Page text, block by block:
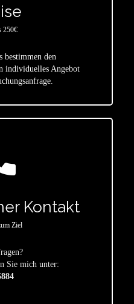
250€
bestimmen den
individuelles Angebot
Kontakt
Ziel
Sie mich unter: